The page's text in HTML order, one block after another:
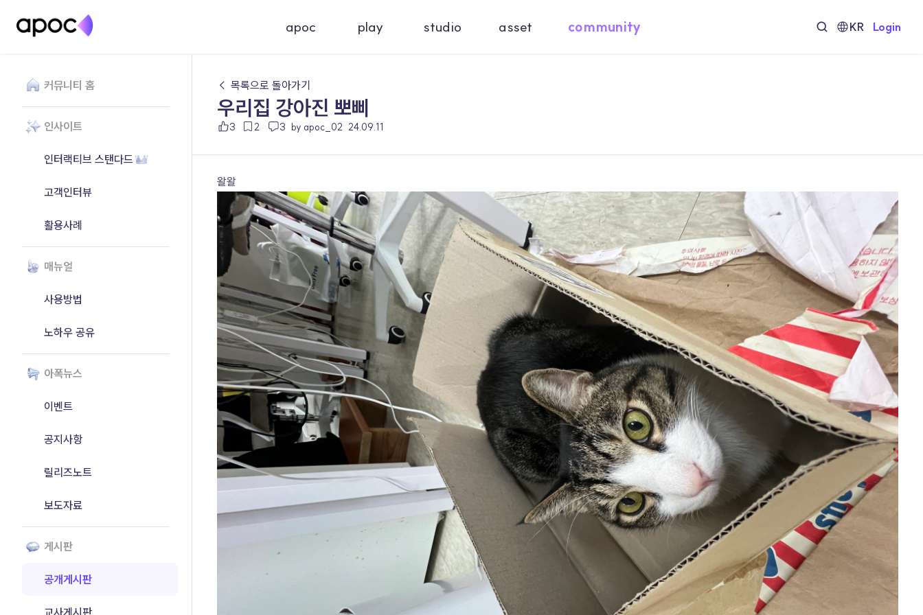
apoc play studio asset community KR Login
커뮤니티 홈
인사이트
인터랙티브 스탠다드
고객인터뷰
활용사례
매뉴얼
사용방법
노하우 공유
아폭뉴스
이벤트
공지사항
릴리즈노트
보도자료
게시판
공개게시판
교사게시판
← 목록으로 돌아가기
우리집 강아진 뽀삐
3 2 3 by apoc_02 24.09.11
왈왈